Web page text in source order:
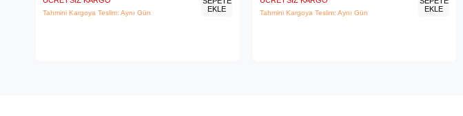
Tahmini Kargoya Teslim: Aynı Gün
EKLE
Tahmini Kargoya Teslim: Aynı Gün
EKLE